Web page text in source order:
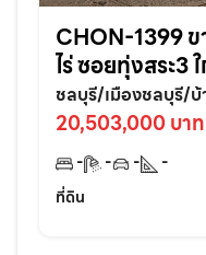
CHON-1399
ไร่ ซอยทุ่งสระ3
950เมตร อ.เมือ
ชลบุรี/เมืองชลบุรี/บ้
20,503,000 บาท
- - -
-
ที่ดิน